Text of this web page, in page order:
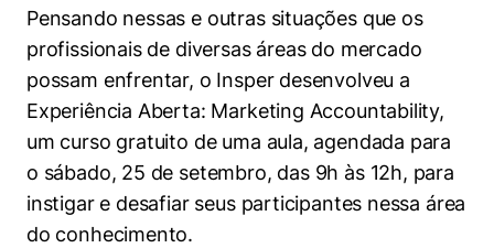
Negócios
Políticas Públicas
Sustentabilidade
Tecnologia e Dados
Pensando nessas e outras situações que os
profissionais de diversas áreas do mercado
possam enfrentar, o Insper desenvolveu a
Experiência Aberta: Marketing Accountability,
um curso gratuito de uma aula, agendada para
o sábado, 25 de setembro, das 9h às 12h, para
instigar e desafiar seus participantes nessa área
do conhecimento.